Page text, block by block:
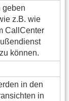
geben
z.B. wie
CallCenter
können.
in den
in